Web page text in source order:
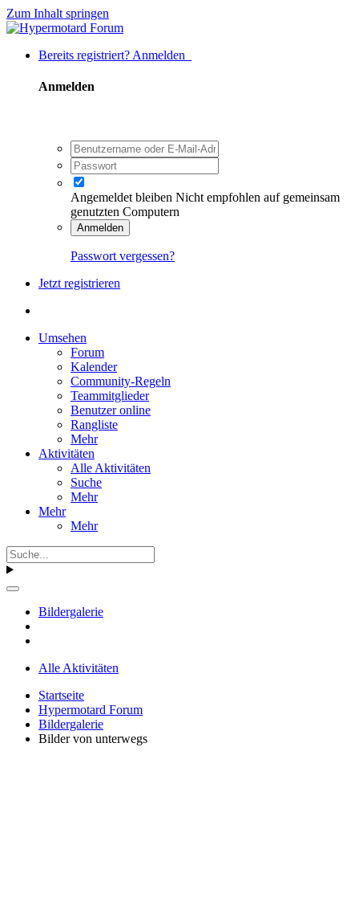
Zum Inhalt springen
Bereits registriert? Anmelden
Anmelden
Angemeldet bleiben Nicht empfohlen auf gemeinsam
genutzten Computern
Anmelden
Passwort vergessen?
Jetzt registrieren
Umsehen
Forum
Kalender
Community-Regeln
Teammitglieder
Benutzer online
Rangliste
Mehr
Aktivitäten
Alle Aktivitäten
Suche
Mehr
Mehr
Mehr
Bildergalerie
Alle Aktivitäten
Startseite
Hypermotard Forum
Bildergalerie
Bilder von unterwegs